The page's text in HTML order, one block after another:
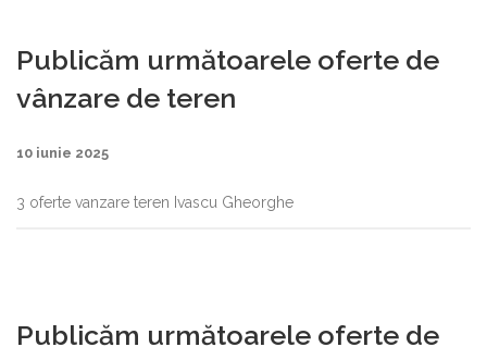
Publicăm următoarele oferte de
vânzare de teren
10 iunie 2025
3 oferte vanzare teren Ivascu Gheorghe
Publicăm următoarele oferte de